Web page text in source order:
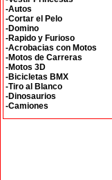
-Autos
-Cortar el Pelo
-Domino
-Rapido y Furioso
-Acrobacias con Motos
-Motos de Carreras
-Motos 3D
-Bicicletas BMX
-Tiro al Blanco
-Dinosaurios
-Camiones